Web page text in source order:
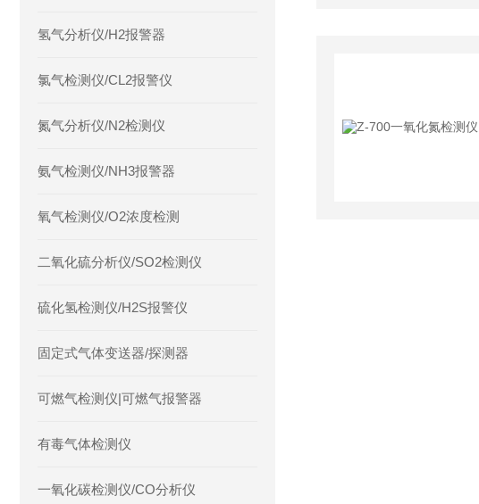
氢气分析仪/H2报警器
氯气检测仪/CL2报警仪
氮气分析仪/N2检测仪
氨气检测仪/NH3报警器
氧气检测仪/O2浓度检测
二氧化硫分析仪/SO2检测仪
硫化氢检测仪/H2S报警仪
固定式气体变送器/探测器
可燃气检测仪|可燃气报警器
有毒气体检测仪
一氧化碳检测仪/CO分析仪